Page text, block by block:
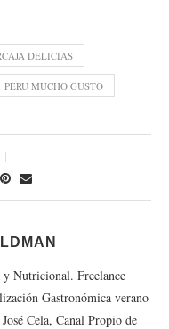
DELICIAS
PERU MUCHO GUSTO
Nutricional. Freelance
Gastronómica verano
Cela, Canal Propio de